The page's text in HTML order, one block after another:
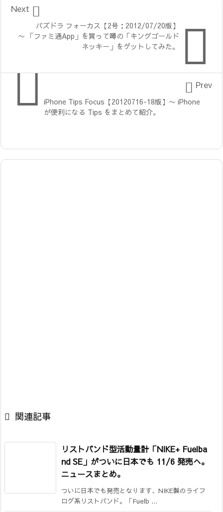

パズドラ フォーカス【2号：2012/07/20版】
〜 「ファミ通App」を買って噂の「キングゴールド
ネッキー」をゲットしてみた。

Next
iPhone Tips Focus【20120716-18版】〜 iPhone
が便利になる Tips をまとめて紹介。
 Prev
 関連記事
リストバンド型活動量計「NIKE+ Fuelba
nd SE」がついに日本でも 11/6 発売へ。
ニュースまとめ。
ついに日本でも発売となります、NIKE製のライフ
ログ系リストバンド。「Fuelb ...